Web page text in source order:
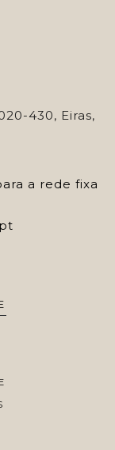
430, Eiras,
a rede fixa